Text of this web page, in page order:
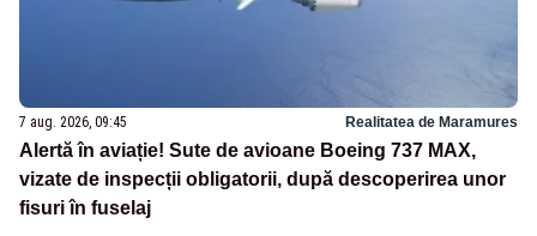
7 aug. 2026, 09:45 Realitatea de Maramures
Alertă în aviație! Sute de avioane Boeing 737 MAX,
vizate de inspecții obligatorii, după descoperirea unor
fisuri în fuselaj